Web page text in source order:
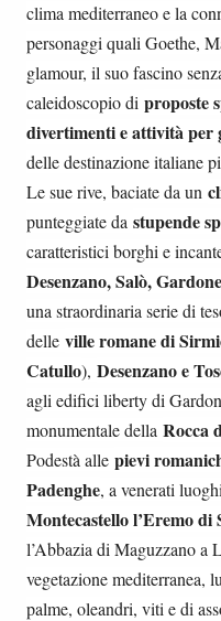
clima mediterraneo e la
personaggi quali Goethe,
glamour, il suo fascino
caleidoscopio di proposte
divertimenti e attività per
delle destinazione italiane
Le sue rive, baciate da un
punteggiate da stupende
caratteristici borghi e
Desenzano, Salò,
una straordinaria serie di
delle ville romane di
Catullo), Desenzano e
agli edifici liberty di
monumentale della Rocca
Podestà alle pievi
Padenghe, a venerati
Montecastello l’Eremo
l’Abbazia di Maguzzano a
vegetazione mediterranea,
palme, oleandri, viti e di